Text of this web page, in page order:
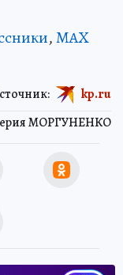
,MAX
МОРГУНЕНКО
kp.ru